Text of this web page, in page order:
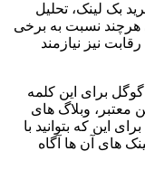
بک لینک، تحلیل
نسبت به برخی
نیز نیازمند
برای این کلمه
معتبر، وبلاگ های
این که بتوانید با
های آن ها آگاه